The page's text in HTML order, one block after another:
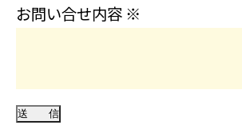
お問い合せ内容 ※